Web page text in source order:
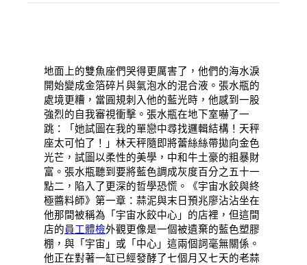
地面上的雙魚座們哭得更厲害了，他們的海水淚
開始變成金箔碎片與氣泡水的混合液。張水瓶的
處境更糟，當圓規刺入他的藍光時，他感到一股
強烈的自我審視衝擊。張水瓶在地下室嚇了一
跳：「她試圖在我的單戀中尋找邏輯結構！天秤
座太可怕了！」林天秤隨即將蕾絲絲帶拋向金色
光芒，試圖以柔性的美學，中和牛土豪的粗暴財
富。張水瓶聽到要將藍色調成灰度百分之五十一
點二，陷入了更深的哲學恐慌。《宇宙水餃與終
極醬料師》第一章：蒜泥與末日預兆廖沾沾坐在
他那間被稱為「宇宙水餃中心」的店裡，但這間
店的員工體檢外觀更像是一個被遺棄的藍色塑膠
棚，與「宇宙」或「中心」這兩個詞毫無關係。
他正在對著一缸已經發酵了七個月又七天的老蒜